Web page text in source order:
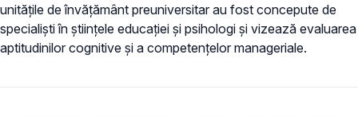
unităţile de învăţământ preuniversitar au fost concepute de
specialişti în ştiinţele educaţiei şi psihologi şi vizează evaluarea
aptitudinilor cognitive şi a competenţelor manageriale.